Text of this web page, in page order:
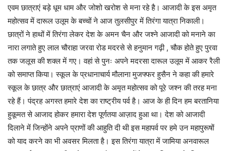
एवम छात्राएं बड़े धूम धाम और जोशो खरोश से मना रहे है। आजादी के इस अमृत
महोत्सव में दारूल उलूम के बच्चों ने आज तुलसीपुर में तिरंगा यात्रा निकाली।
छात्रों ने हाथों में तिरंगा लेकर देश के अमन चैन और जश्ने आजादी को मनाने का
नारा लगाते हुए लाल चौराहा जरवा रोड मदरसे से हनुमान गढ़ी , चौक होते हुए पुरवा
तक जलूस की शक्ल में गए। वहां से पुनः अपने मदरसा दारूल उलूम में आकर रैली
को समाप्त किया। स्कूल के प्रधानाचार्य मौलाना मुजफ्फर हुसैन ने कहा की हमारे
स्कूल के छात्र और छात्राएं आजादी के अमृत महोत्सव को पूरे जश्न की तरह मना
रहे हैं। पंद्रह अगस्त हमारे देश का राष्ट्रीय पर्व है। आज के ही दिन हम बरतानिया
हुकूमत से आजाद होकर हमारा देश पूर्णतया आज़ाद हुआ था। देश को आजादी
दिलाने में जिन्होंने अपने प्राणों की आहुति दी थी इस महापर्व पर हमे उन महापुरूषों
को याद करने का भी अवसर मिलता है। इस तिरंगा यात्रा में जामिया अनवारूल